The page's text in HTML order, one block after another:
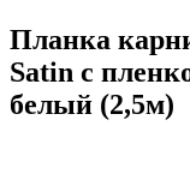
Планка
Satin с
белый (2,5м)